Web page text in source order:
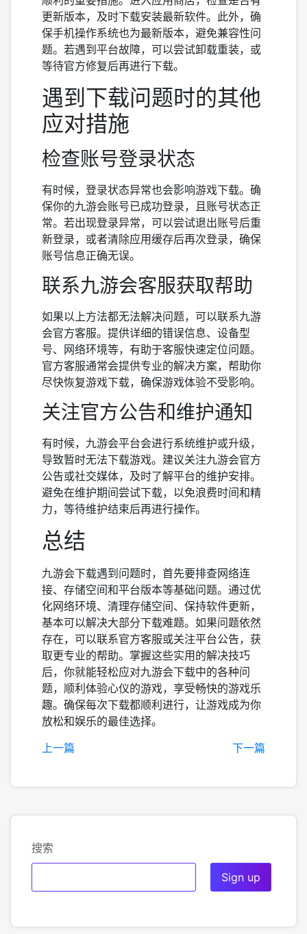
更新版本，及时下载安装最新软件。此外，确
保手机操作系统也为最新版本，避免兼容性问
题。若遇到平台故障，可以尝试卸载重装，或
等待官方修复后再进行下载。
遇到下载问题时的其他
应对措施
检查账号登录状态
有时候，登录状态异常也会影响游戏下载。确
保你的九游会账号已成功登录，且账号状态正
常。若出现登录异常，可以尝试退出账号后重
新登录，或者清除应用缓存后再次登录，确保
账号信息正确无误。
联系九游会客服获取帮助
如果以上方法都无法解决问题，可以联系九游
会官方客服。提供详细的错误信息、设备型
号、网络环境等，有助于客服快速定位问题。
官方客服通常会提供专业的解决方案，帮助你
尽快恢复游戏下载，确保游戏体验不受影响。
关注官方公告和维护通知
有时候，九游会平台会进行系统维护或升级，
导致暂时无法下载游戏。建议关注九游会官方
公告或社交媒体，及时了解平台的维护安排。
避免在维护期间尝试下载，以免浪费时间和精
力，等待维护结束后再进行操作。
总结
九游会下载遇到问题时，首先要排查网络连
接、存储空间和平台版本等基础问题。通过优
化网络环境、清理存储空间、保持软件更新，
基本可以解决大部分下载难题。如果问题依然
存在，可以联系官方客服或关注平台公告，获
取更专业的帮助。掌握这些实用的解决技巧
后，你就能轻松应对九游会下载中的各种问
题，顺利体验心仪的游戏，享受畅快的游戏乐
趣。确保每次下载都顺利进行，让游戏成为你
放松和娱乐的最佳选择。
上一篇
下一篇
搜索